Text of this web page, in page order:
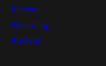
Karijera
Marketing
Kontakt